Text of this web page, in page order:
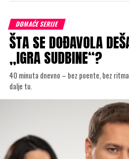
DOMAĆE SERIJE
ŠTA SE DOĐAVOLA
„IGRA SUDBINE“?
40 minuta dnevno – bez poente, bez
dalje tu.